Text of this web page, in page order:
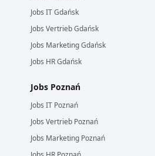
Jobs ITGdańsk
Jobs VertriebGdańsk
Jobs MarketingGdańsk
Jobs HRGdańsk
Jobs Poznań
Jobs IT Poznań
Jobs Vertrieb Poznań
Jobs Marketing Poznań